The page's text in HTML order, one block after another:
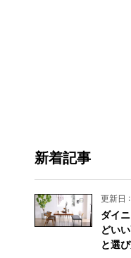
新着記事
更新日
ダイ
どい
と選